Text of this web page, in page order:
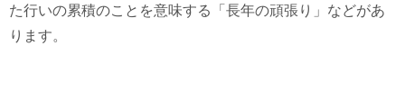
た行いの累積のことを意味する「長年の頑張り」などがあ
ります。